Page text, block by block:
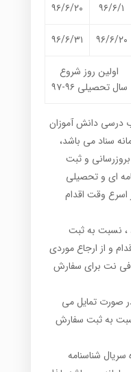
۹۶/۶/۱ ۹۶/۶/۲۰
۹۶/۶/۲۰ ۹۶/۶/۳۱
اولین روز شروع
سال تحصیلی ۹۶-۹۷
درسی دانش آموزان
سناد می باشد،
و ثبت
ای و تحصیلی
اسرع وقت اقدام
، نسبت به ثبت
و از ارجاع موردی
نت برای سفارش
در صورت تمایل می
به ثبت سفارش
شناسنامه